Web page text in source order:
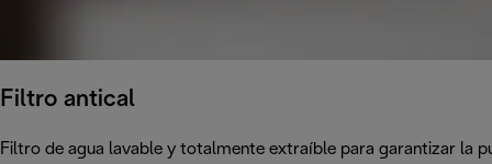
Filtro antical
Filtro de agua lavable y totalmente extraíble para garantizar la